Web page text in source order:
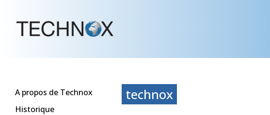
A propos de Technox
Historique
technox